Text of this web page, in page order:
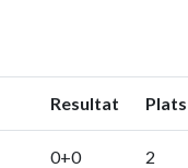
Resultat Plats
0+0 2